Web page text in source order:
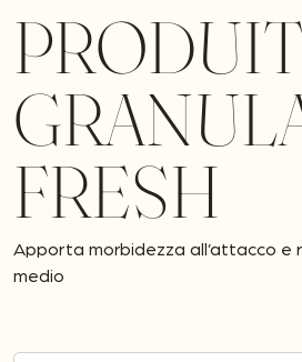
FRESH
Apporta morbidezza all’attacco
medio